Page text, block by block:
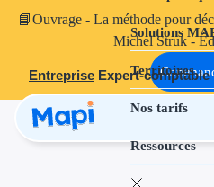
📘Ouvrage - La méthode pour
Michel Struk -
Entreprise Expert-comptable
Solutions
Territoires
Nos tarifs
Ressources